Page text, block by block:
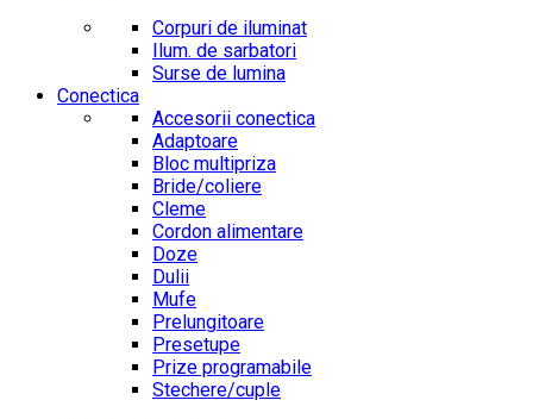
Corpuri de iluminat
Ilum. de sarbatori
Surse de lumina
Conectica
Accesorii conectica
Adaptoare
Bloc multipriza
Bride/coliere
Cleme
Cordon alimentare
Doze
Dulii
Mufe
Prelungitoare
Presetupe
Prize programabile
Stechere/cuple